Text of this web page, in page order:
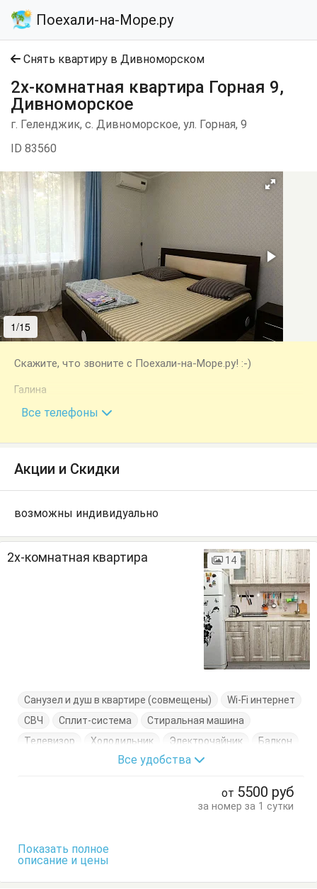
Поехали-на-Море.ру
Снять квартиру в Дивноморском
2х-комнатная квартира Горная 9,
Дивноморское
г. Геленджик, с. Дивноморское, ул. Горная, 9
ID 83560
1/15
Скажите, что звоните с Поехали-на-Море.ру! :-)
Галина
+7 (918) 454-18-23
Все телефоны
Акции и Скидки
возможны индивидуально
2х-комнатная квартира 14
Санузел и душ в квартире (совмещены)
Wi-Fi интернет
СВЧ
Сплит-система
Стиральная машина
Телевизор
Холодильник Электрочайник
Балкон
Журнальный столик
Стулья
Все удобства
от 5500 руб
за номер за 1 сутки
Показать полное
описание и цены